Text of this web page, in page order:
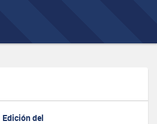
Edición del